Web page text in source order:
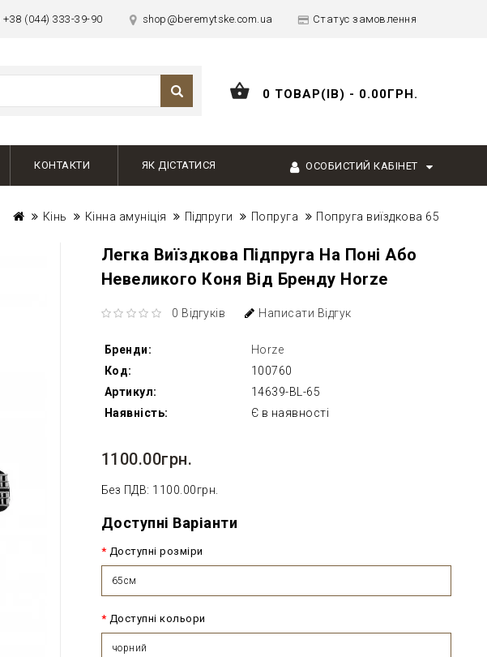
+38 (044) 333-39-90 shop@beremytske.com.ua Статус замовлення
0 ТОВАР(ІВ) - 0.00ГРН.
КОНТАКТИ ЯК ДІСТАТИСЯ ОСОБИСТИЙ КАБІНЕТ
Кінь Кінна амуніція Підпруги Попруга Попруга виїздкова 65
Легка Виїздкова Підпруга На Поні Або
Невеликого Коня Від Бренду Horze
0 Відгуків Написати Відгук
Бренди:
Horze
Код:
100760
Артикул:
14639-BL-65
Наявність:
Є в наявності
1100.00грн.
Без ПДВ: 1100.00грн.
Доступні Варіанти
Доступні розміри
65см
Доступні кольори
чорний